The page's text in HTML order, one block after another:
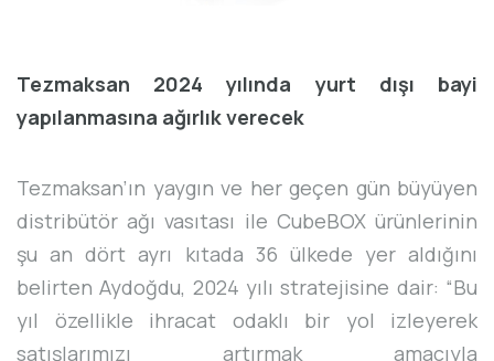
Tezmaksan 2024 yılında yurt dışı bayi
yapılanmasına ağırlık verecek
Tezmaksan’ın yaygın ve her geçen gün büyüyen
distribütör ağı vasıtası ile CubeBOX ürünlerinin
şu an dört ayrı kıtada 36 ülkede yer aldığını
belirten Aydoğdu, 2024 yılı stratejisine dair: “Bu
yıl özellikle ihracat odaklı bir yol izleyerek
satışlarımızı artırmak amacıyla